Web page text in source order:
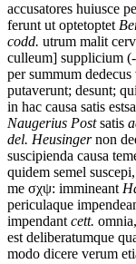
accusatores huiusce
ferunt ut optetoptet
codd. utrum malit
culleum] supplicium
per summum dedecus
putaverunt; desunt; qui
in hac causa satis est
Naugerius Postsatis
del. Heusinger non
suscipienda causa
quidem semel suscepi,
me σχψ: immineant
periculaque
impendant cett. omnia,
est deliberatumque
modo dicere verum